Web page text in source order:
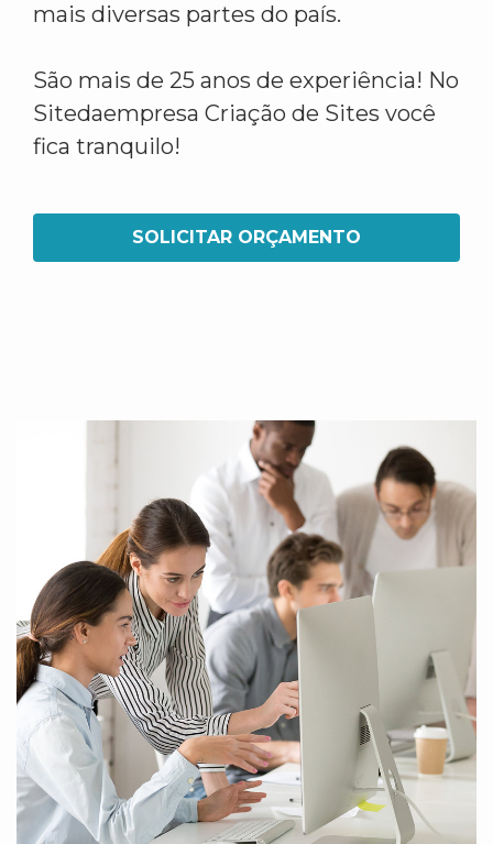
mais diversas partes do país.
São mais de 25 anos de experiência! No
Sitedaempresa Criação de Sites você
fica tranquilo!
SOLICITAR ORÇAMENTO